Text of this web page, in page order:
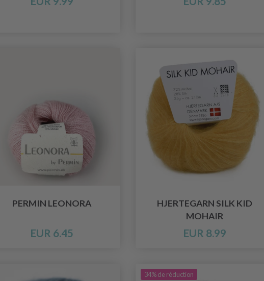
PERMIN LEONORA
EUR 6.45
HJERTEGARN SILK KID
MOHAIR
EUR 8.99
34% de réduction